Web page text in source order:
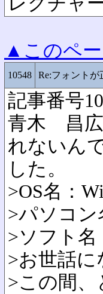
▲このペ
10548 Re:フォントが
記事番号
青木 昌広
れないん
した。
>OS名：
>パソコン
>ソフト名
>お世話に
>この間